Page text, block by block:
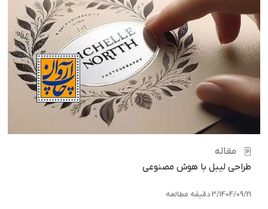
مقاله
طراحی لیبل با هوش مصنوعی
1404/09/21
/3 دقیقه مطالعه